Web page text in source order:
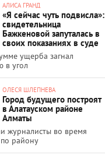
АЛИСА ГРАНД
«Я сейчас чуть подвисла»:
свидетельница
Бажкеновой запуталась в
своих показаниях в суде
ущерба загнал
в угол
ОЛЕСЯ ШЛЕПНЕВА
Город будущего построят
в Алатауском районе
Алматы
журналисты во время
по району